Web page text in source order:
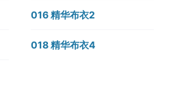
016 精华布衣2
018 精华布衣4